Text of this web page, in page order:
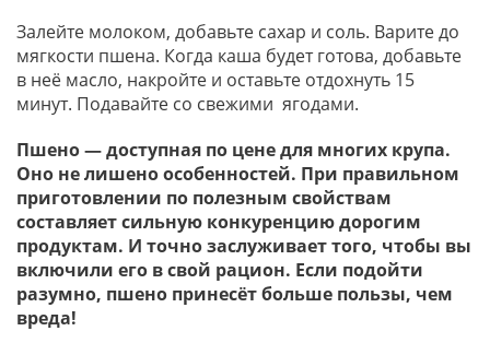
Залейте молоком, добавьте сахар и соль. Варите до
мягкости пшена. Когда каша будет готова, добавьте
в неё масло, накройте и оставьте отдохнуть 15
минут. Подавайте со свежими ягодами.
Пшено — доступная по цене для многих крупа.
Оно не лишено особенностей. При правильном
приготовлении по полезным свойствам
составляет сильную конкуренцию дорогим
продуктам. И точно заслуживает того, чтобы вы
включили его в свой рацион. Если подойти
разумно, пшено принесёт больше пользы, чем
вреда!